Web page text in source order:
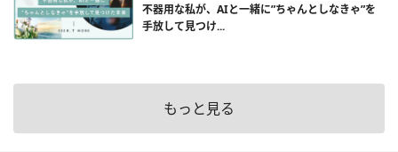
不器用な私が、AIと一緒に”ちゃんとしなきゃ”を
手放して見つけ...
もっと見る